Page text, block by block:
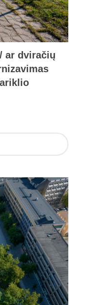
ar dviračių